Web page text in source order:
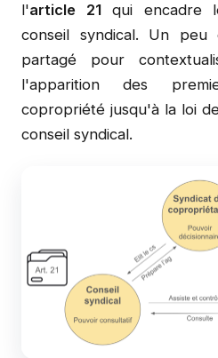
l'article 21qui encadre
conseil syndical. Un
partagé pour
l'apparition des
copropriété jusqu'à la loi
conseil syndical.